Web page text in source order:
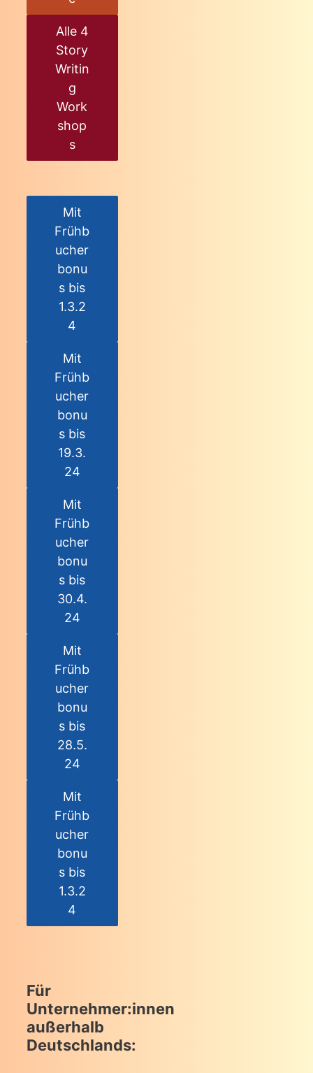
Alle 4
Story
Writin
g
Work
shop
s
Mit
Frühb
ucher
bonu
s bis
1.3.2
4
Mit
Frühb
ucher
bonu
s bis
19.3.
24
Mit
Frühb
ucher
bonu
s bis
30.4.
24
Mit
Frühb
ucher
bonu
s bis
28.5.
24
Mit
Frühb
ucher
bonu
s bis
1.3.2
4
Für
Unternehmer:innen
außerhalb
Deutschlands: